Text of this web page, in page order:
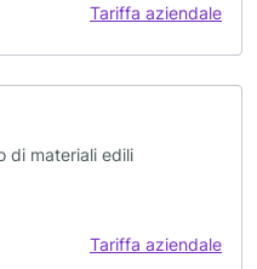
Tariffa aziendale
di materiali edili
Tariffa aziendale